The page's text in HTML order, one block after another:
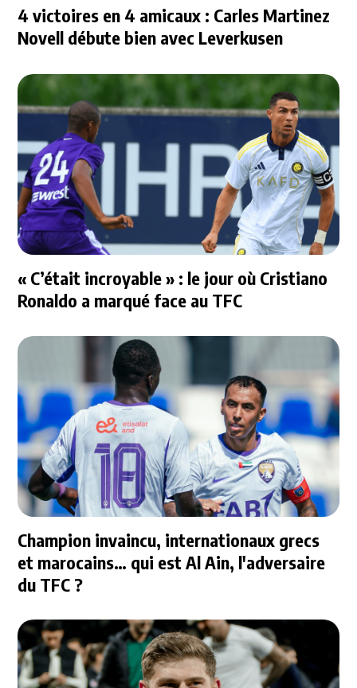
4 victoires en 4 amicaux : Carles Martinez
Novell débute bien avec Leverkusen
« C’était incroyable » : le jour où Cristiano
Ronaldo a marqué face au TFC
Champion invaincu, internationaux grecs
et marocains… qui est Al Ain, l'adversaire
du TFC ?